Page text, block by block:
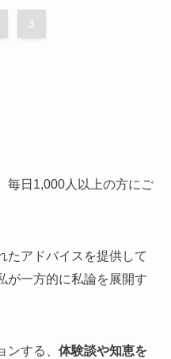
3
毎日1,000人以上の方にご
たアドバイスを提供して
が一方的に私論を展開す
する、 体験談や知恵を